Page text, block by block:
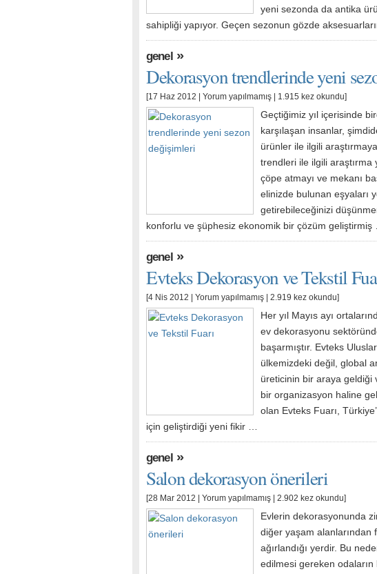
yeni sezonda da antika
sahipliği yapıyor. Geçen sezonun gözde
genel»
Dekorasyon trendlerinde yeni
[17 Haz 2012 | Yorum yapılmamış | 1.915 kez okundu]
Geçtiğimiz yıl içerisinde
karşılaşan insanlar,
ürünler ile ilgili
trendleri ile ilgili araştırma
çöpe atmayı ve mekanı
elinizde bulunan eşyaları
getirebileceğinizi
konforlu ve şüphesiz ekonomik bir çözüm geliştirmiş
genel»
Evteks Dekorasyon ve Tekstil
[4 Nis 2012 | Yorum yapılmamış | 2.919 kez okundu]
Her yıl Mayıs ayı
ev dekorasyonu
başarmıştır. Evteks
ülkemizdeki değil, global
üreticinin bir araya geldiği
bir organizasyon haline
olan Evteks Fuarı,
için geliştirdiği yeni fikir …
genel»
Salon dekorasyon önerileri
[28 Mar 2012 | Yorum yapılmamış | 2.902 kez okundu]
Evlerin dekorasyonunda
diğer yaşam alanlarından
ağırlandığı yerdir. Bu
edilmesi gereken odaların